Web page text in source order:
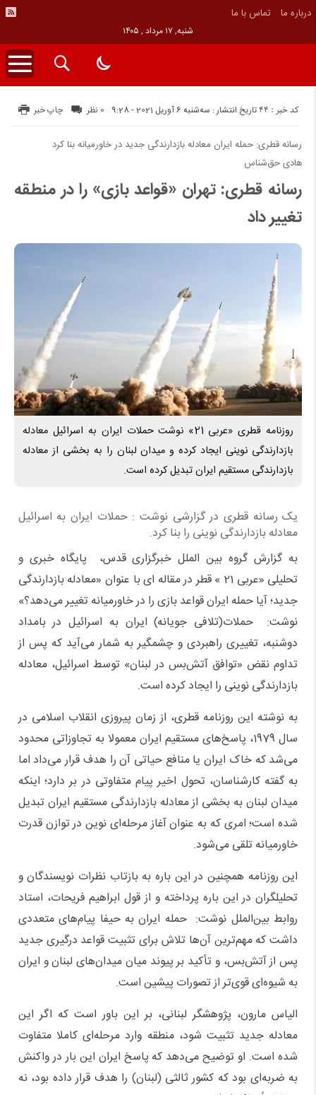
درباره ما تماس با ما
شنبه, ۱۷ مرداد , ۱۴۰۵
تاریخ انتشار : سه‌شنبه 6 آوریل 2021 - 9:28 کد خبر : 44 چاپ خبر 0 نظر
رسانه قطری: حمله ایران معادله بازدارندگی جدید در خاورمیانه بنا کرد
هادی حق‌شناس
رسانه قطری: تهران «قواعد بازی» را در منطقه
تغییر داد
روزنامه قطری «عربی 21» نوشت حملات ایران به اسرائیل معادله
بازدارندگی نوینی ایجاد کرده و میدان لبنان را به بخشی از معادله
بازدارندگی مستقیم ایران تبدیل کرده است.
یک رسانه قطری در گزارشی نوشت : حملات ایران به اسرائیل
معادله بازدارندگی نوینی را بنا کرد.
به گزارش گروه بین الملل خبرگزاری قدس، پایگاه خبری و
تحلیلی «عربی 21 » قطر در مقاله ای با عنوان «معادله بازدارندگی
جدید؛ آیا حمله ایران قواعد بازی را در خاورمیانه تغییر می‌دهد؟»
نوشت: حملات(تلافی جویانه) ایران به اسرائیل در بامداد
دوشنبه، تغییری راهبردی و چشمگیر به شمار می‌آید که پس از
تداوم نقض «توافق آتش‌بس در لبنان» توسط اسرائیل، معادله
بازدارندگی نوینی را ایجاد کرده است.
به نوشته این روزنامه قطری، از زمان پیروزی انقلاب اسلامی در
سال 1979، پاسخ‌های مستقیم ایران معمولا به تجاوزاتی محدود
می‌شد که خاک ایران یا منافع حیاتی آن را هدف قرار می‌داد اما
به گفته کارشناسان، تحول اخیر پیام متفاوتی در بر دارد؛ اینکه
میدان لبنان به بخشی از معادله بازدارندگی مستقیم ایران تبدیل
شده است؛ امری که به عنوان آغاز مرحله‌ای نوین در توازن قدرت
خاورمیانه تلقی می‌شود.
این روزنامه همچنین در این باره به بازتاب نظرات نویسندگان و
تحلیلگران در این باره پرداخته و از قول ابراهیم فریحات، استاد
روابط بین‌الملل نوشت: حمله ایران به حیفا پیام‌های متعددی
داشت که مهم‌ترین آن‌ها تلاش برای تثبیت قواعد درگیری جدید
پس از آتش‌بس، و تأکید بر پیوند میان میدان‌های لبنان و ایران
به شیوه‌ای قوی‌تر از تصورات پیشین است.
الیاس مارون، پژوهشگر لبنانی، بر این باور است که اگر این
معادله جدید تثبیت شود، منطقه وارد مرحله‌ای کاملا متفاوت
شده است. او توضیح می‌دهد که پاسخ ایران این بار در واکنش
به ضربه‌ای بود که کشور ثالثی (لبنان) را هدف قرار داده بود، نه